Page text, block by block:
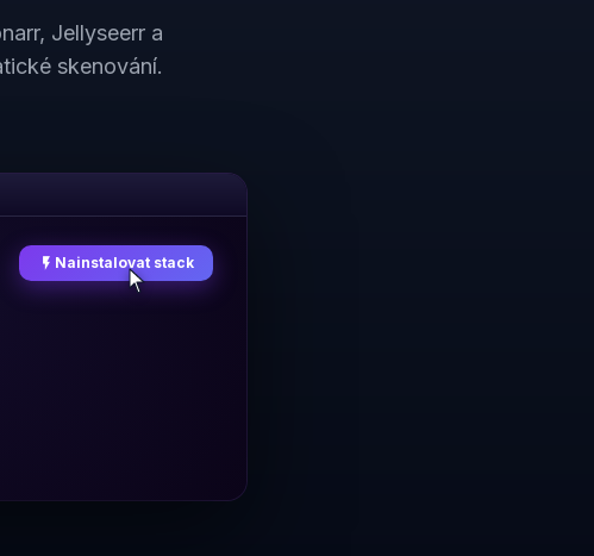
Jellyseerr a
skenování.
flash_on Nainstalovat stack